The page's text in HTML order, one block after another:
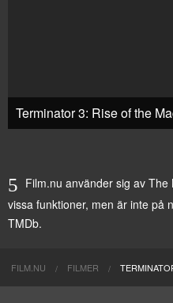
Terminator 3: Rise of the
Film.nu använder sig av
vissa funktioner, men är inte på
TMDb.
FILM.NU FILMER